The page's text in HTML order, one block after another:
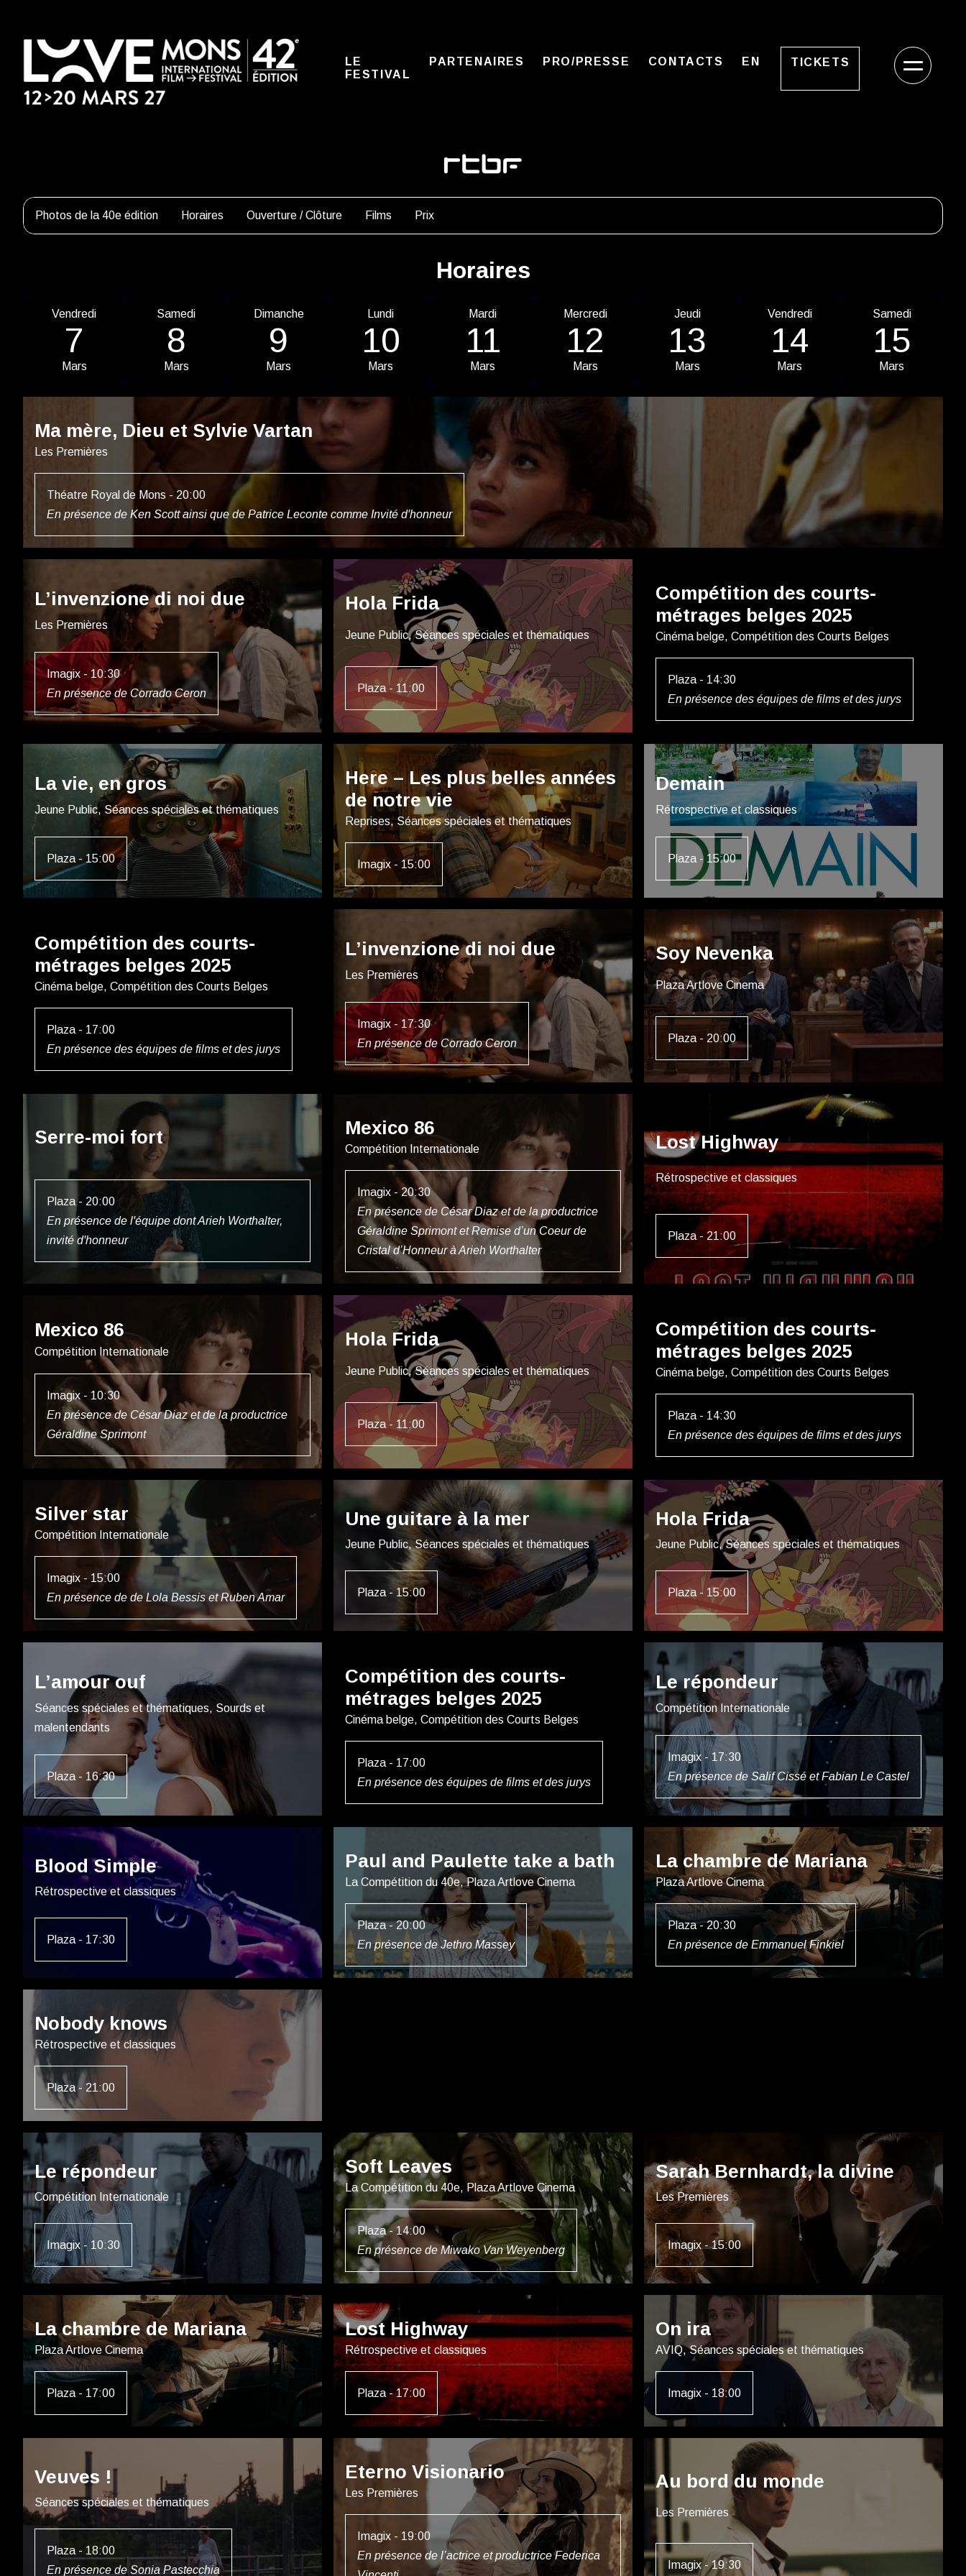
LE
FESTIVAL
PARTENAIRES PRO/PRESSE CONTACTS EN TICKETS
Photos de la 40e édition Horaires Ouverture / Clôture Films Prix
Horaires
Vendredi
7
Mars
Samedi
8
Mars
Dimanche
9
Mars
Lundi
10
Mars
Mardi
11
Mars
Mercredi
12
Mars
Jeudi
13
Mars
Vendredi
14
Mars
Samedi
15
Mars
Ma mère, Dieu et Sylvie Vartan
Les Premières
Théatre Royal de Mons - 20:00
En présence de Ken Scott ainsi que de Patrice Leconte comme Invité d'honneur
L’invenzione di noi due
Les Premières
Imagix - 10:30
En présence de Corrado Ceron
Hola Frida
Jeune Public, Séances spéciales et thématiques
Plaza - 11:00
Compétition des courts-
métrages belges 2025
Cinéma belge, Compétition des Courts Belges
Plaza - 14:30
En présence des équipes de films et des jurys
La vie, en gros
Jeune Public, Séances spéciales et thématiques
Plaza - 15:00
Here – Les plus belles années
de notre vie
Reprises, Séances spéciales et thématiques
Imagix - 15:00
Demain
Rétrospective et classiques
Plaza - 15:00
Compétition des courts-
métrages belges 2025
Cinéma belge, Compétition des Courts Belges
Plaza - 17:00
En présence des équipes de films et des jurys
L’invenzione di noi due
Les Premières
Imagix - 17:30
En présence de Corrado Ceron
Soy Nevenka
Plaza Artlove Cinema
Plaza - 20:00
Serre-moi fort
Plaza - 20:00
En présence de l'équipe dont Arieh Worthalter,
invité d'honneur
Mexico 86
Compétition Internationale
Imagix - 20:30
En présence de César Diaz et de la productrice
Géraldine Sprimont et Remise d’un Coeur de
Cristal d’Honneur à Arieh Worthalter
Lost Highway
Rétrospective et classiques
Plaza - 21:00
Mexico 86
Compétition Internationale
Imagix - 10:30
En présence de César Diaz et de la productrice
Géraldine Sprimont
Hola Frida
Jeune Public, Séances spéciales et thématiques
Plaza - 11:00
Compétition des courts-
métrages belges 2025
Cinéma belge, Compétition des Courts Belges
Plaza - 14:30
En présence des équipes de films et des jurys
Silver star
Compétition Internationale
Imagix - 15:00
En présence de de Lola Bessis et Ruben Amar
Une guitare à la mer
Jeune Public, Séances spéciales et thématiques
Plaza - 15:00
Hola Frida
Jeune Public, Séances spéciales et thématiques
Plaza - 15:00
L’amour ouf
Séances spéciales et thématiques, Sourds et
malentendants
Plaza - 16:30
Compétition des courts-
métrages belges 2025
Cinéma belge, Compétition des Courts Belges
Plaza - 17:00
En présence des équipes de films et des jurys
Le répondeur
Compétition Internationale
Imagix - 17:30
En présence de Salif Cissé et Fabian Le Castel
Blood Simple
Rétrospective et classiques
Plaza - 17:30
Paul and Paulette take a bath
La Compétition du 40e, Plaza Artlove Cinema
Plaza - 20:00
En présence de Jethro Massey
La chambre de Mariana
Plaza Artlove Cinema
Plaza - 20:30
En présence de Emmanuel Finkiel
Nobody knows
Rétrospective et classiques
Plaza - 21:00
Le répondeur
Compétition Internationale
Imagix - 10:30
Soft Leaves
La Compétition du 40e, Plaza Artlove Cinema
Plaza - 14:00
En présence de Miwako Van Weyenberg
Sarah Bernhardt, la divine
Les Premières
Imagix - 15:00
La chambre de Mariana
Plaza Artlove Cinema
Plaza - 17:00
Lost Highway
Rétrospective et classiques
Plaza - 17:00
On ira
AVIQ, Séances spéciales et thématiques
Imagix - 18:00
Veuves !
Séances spéciales et thématiques
Plaza - 18:00
En présence de Sonia Pastecchia
Eterno Visionario
Les Premières
Imagix - 19:00
En présence de l’actrice et productrice Federica
Au bord du monde
Les Premières
Imagix - 19:30